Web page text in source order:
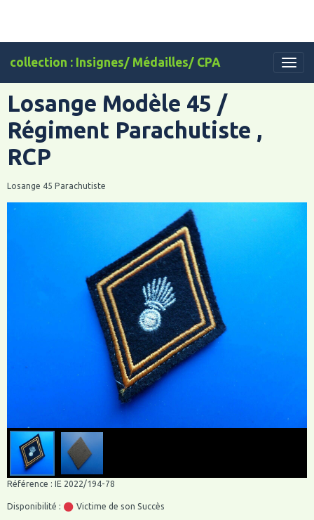
collection : Insignes/ Médailles/ CPA
Losange Modèle 45 /
Régiment Parachutiste ,
RCP
Losange 45 Parachutiste
Référence : IE 2022/194-78
Disponibilité : Victime de son Succès